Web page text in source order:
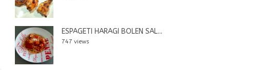
ESPAGETI HARAGI BOLEN SAL...
747 views